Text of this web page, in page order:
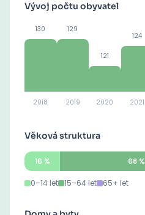
Vývoj počtu obyvatel
130
2018
129
2019
121
2020
124
2021
Věková struktura
16% 68%
0–14 let 15–64 let 65+ let